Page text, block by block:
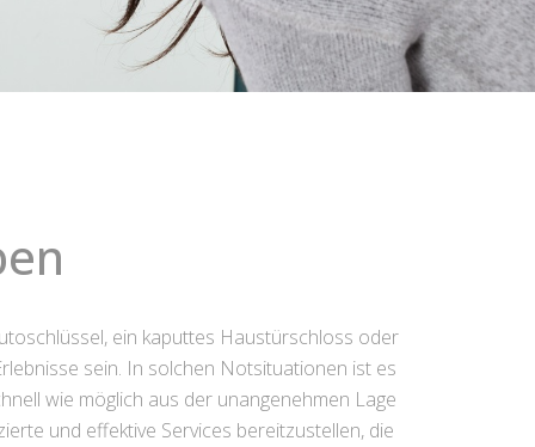
ein kaputtes Haustürschloss oder
sein. In solchen Notsituationen ist es
wie möglich aus der unangenehmen Lage
und effektive Services bereitzustellen, die